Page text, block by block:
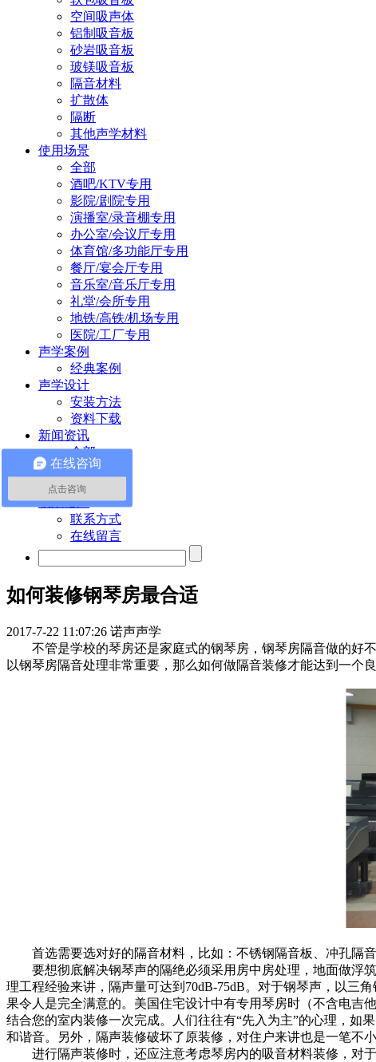
空间吸声体
铝制吸音板
砂岩吸音板
玻镁吸音板
隔音材料
扩散体
隔断
其他声学材料
使用场景
全部
酒吧/KTV专用
影院/剧院专用
演播室/录音棚专用
办公室/会议厅专用
体育馆/多功能厅专用
餐厅/宴会厅专用
音乐室/音乐厅专用
礼堂/会所专用
地铁/高铁/机场专用
医院/工厂专用
声学案例
经典案例
声学设计
安装方法
资料下载
新闻资讯
全部
公司新闻
行业资讯
联系诺声
联系方式
在线留言
如何装修钢琴房最合适
2017-7-22 11:07:26 诺声声学
不管是学校的琴房还是家庭式的钢琴房，钢琴房隔音做的好
以钢琴房隔音处理非常重要，那么如何做隔音装修才能达到一个
首选需要选对好的隔音材料，比如：不锈钢隔音板、冲孔隔
要想彻底解决钢琴声的隔绝必须采用房中房处理，地面做浮
理工程经验来讲，隔声量可达到70dB-75dB。对于钢琴声，以三
果令人是完全满意的。美国住宅设计中有专用琴房时（不含电吉
结合您的室内装修一次完成。人们往往有“先入为主”的心理，如
和谐音。另外，隔声装修破坏了原装修，对住户来讲也是一笔不小
进行隔声装修时，还应注意考虑琴房内的吸音材料装修，对
在线咨询
点击咨询